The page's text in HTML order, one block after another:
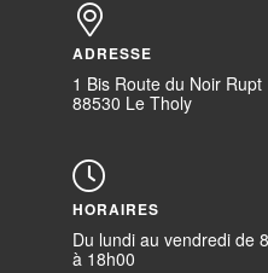
ADRESSE
1 Bis Route du Noir Rupt
88530 Le Tholy
HORAIRES
Du lundi au vendredi de
à 18h00